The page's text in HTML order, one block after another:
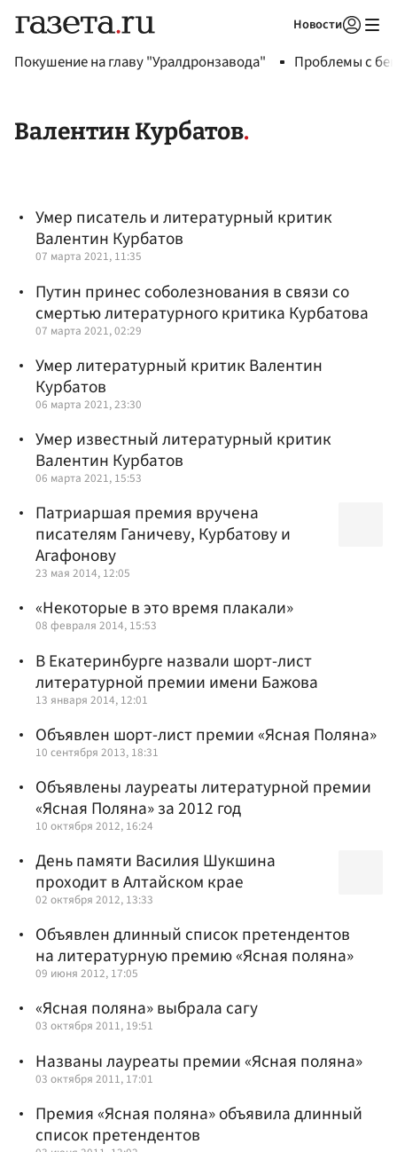
Новости
Покушение на главу "Уралдронзавода" Проблемы с
Валентин Курбатов
Умер писатель и литературный критик
Валентин Курбатов
07 марта 2021, 11:35
Путин принес соболезнования в связи со
смертью литературного критика Курбатова
07 марта 2021, 02:29
Умер литературный критик Валентин
Курбатов
06 марта 2021, 23:30
Умер известный литературный критик
Валентин Курбатов
06 марта 2021, 15:53
Патриаршая премия вручена
писателям Ганичеву, Курбатову и
Агафонову
23 мая 2014, 12:05
«Некоторые в это время плакали»
08 февраля 2014, 15:53
В Екатеринбурге назвали шорт-лист
литературной премии имени Бажова
13 января 2014, 12:01
Объявлен шорт-лист премии «Ясная Поляна»
10 сентября 2013, 18:31
Объявлены лауреаты литературной премии
«Ясная Поляна» за 2012 год
10 октября 2012, 16:24
День памяти Василия Шукшина
проходит в Алтайском крае
02 октября 2012, 13:33
Объявлен длинный список претендентов
на литературную премию «Ясная поляна»
09 июня 2012, 17:05
«Ясная поляна» выбрала сагу
03 октября 2011, 19:51
Названы лауреаты премии «Ясная поляна»
03 октября 2011, 17:01
Премия «Ясная поляна» объявила длинный
список претендентов